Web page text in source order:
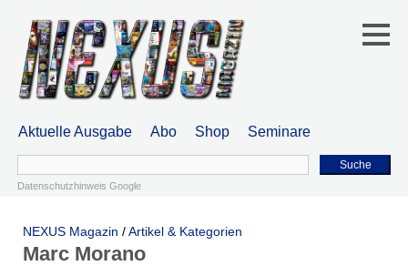
Aktuelle Ausgabe Abo Shop Seminare
Suche
Datenschutzhinweis Google
NEXUS Magazin /Artikel & Kategorien
Marc Morano